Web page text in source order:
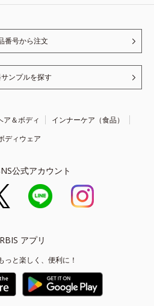
番号から注文
ンプルを探す
ア＆ボディ
インナーケア（食品）
ディウェア
公式アカウント
アプリ
っと楽しく、便利に！